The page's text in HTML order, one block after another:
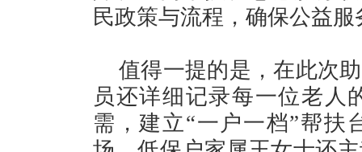
民政策与流程，确保公益
值得一提的是，在此次
员还详细记录每一位老人
需，建立“一户一档”帮扶